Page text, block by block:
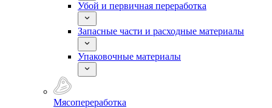
Убой и первичная переработка
Запасные части и расходные материалы
Упаковочные материалы
Мясопереработка